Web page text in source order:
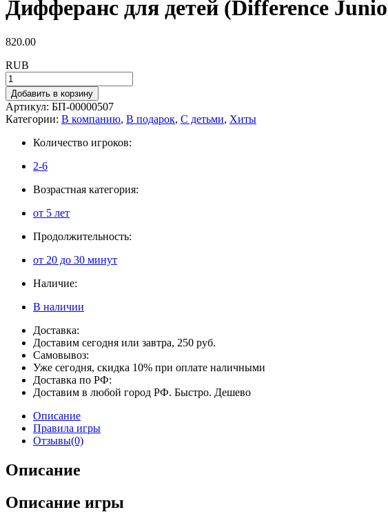
Дифферанс для детей (Difference
820.00
RUB
Добавить в корзину
Артикул: БП-00000507
Категории: В компанию, В подарок, С детьми, Хиты
Количество игроков:
2-6
Возрастная категория:
от 5 лет
Продолжительность:
от 20 до 30 минут
Наличие:
В наличии
Доставка:
Доставим сегодня или завтра, 250 руб.
Самовывоз:
Уже сегодня, скидка 10% при оплате наличными
Доставка по РФ:
Доставим в любой город РФ. Быстро. Дешево
Описание
Правила игры
Отзывы(0)
Описание
Описание игры